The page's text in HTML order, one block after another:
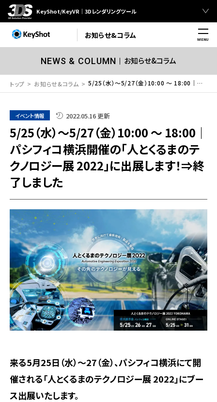
KeyShot/KeyVR｜3Dレンダリングツール
お知らせ&コラム MENU
NEWS & COLUMN お知らせ&コラム
トップ お知らせ&コラム 5/25（水）～5/27（金）10:00 ～ 18:00｜パシフィコ横浜開催の「人とくるまのテクノロジー展 2022」に出展します！⇒終了しました
イベント情報 2022.05.16 更新
5/25（水）～5/27（金）10:00 ～ 18:00｜
パシフィコ横浜開催の「人とくるまのテ
クノロジー展 2022」に出展します！⇒終
了しました
来る5月25日（水）～27（金）、パシフィコ横浜にて開
催される「人とくるまのテクノロジー展 2022」にブー
ス出展いたします。